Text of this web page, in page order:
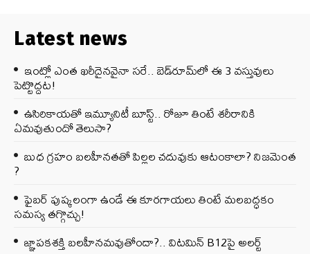
Latest news
ఇంట్లో ఎంత ఖరీదైనవైనా సరే.. బెడ్‌రూమ్‌లో ఈ 3 వస్తువులు
పెట్టొద్దట!
ఉసిరికాయతో ఇమ్యూనిటీ బూస్ట్‌.. రోజూ తింటే శరీరానికి
ఏమవుతుందో తెలుసా?
బుధ గ్రహం బలహీనతతో పిల్లల చదువుకు ఆటంకాలా? నిజమెంత
?
ఫైబర్‌ పుష్కలంగా ఉండే ఈ కూరగాయలు తింటే మలబద్ధకం
సమస్య తగ్గొచ్చు!
జ్ఞాపకశక్తి బలహీనమవుతోందా?.. విటమిన్ B12పై అలర్ట్